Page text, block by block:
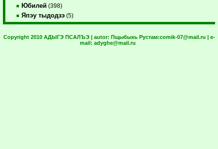
Юбилей (398)
Япэу тыдодзэ (5)
Copyright 2010 АДЫГЭ ПСАЛЪЭ | autor: Пщыбыхь Рустам:comik-07@mail.ru | e-
mail: adyghe@mail.ru